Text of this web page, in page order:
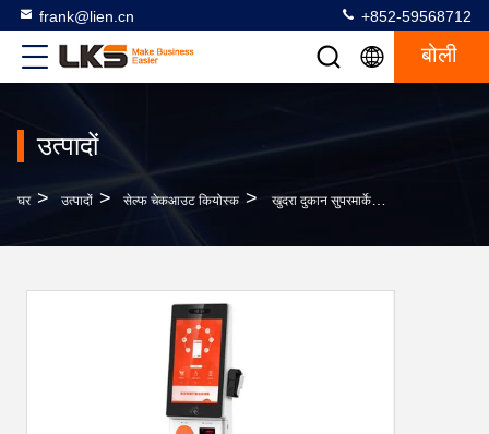
frank@lien.cn +852-59568712
बोली
उत्पादों
घर > उत्पादों > सेल्फ चेकआउट कियोस्क > खुदरा दुकान सुपरमार्केट के लिए 23.8 इंच टच स्क्रीन प्रिंटर स्कैनर के साथ स्वयं चेकआउट कियोस्क